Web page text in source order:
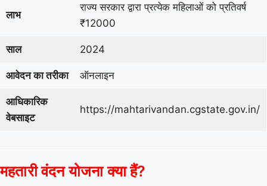
लाभ
राज्य सरकार द्वारा प्रत्येक महिलाओं को प्रतिवर्ष
₹12000
साल 2024
आवेदन का तरीका ऑनलाइन
आधिकारिक
वेबसाइट
https://mahtarivandan.cgstate.gov.in/
महतारी वंदन योजना क्या हैं?